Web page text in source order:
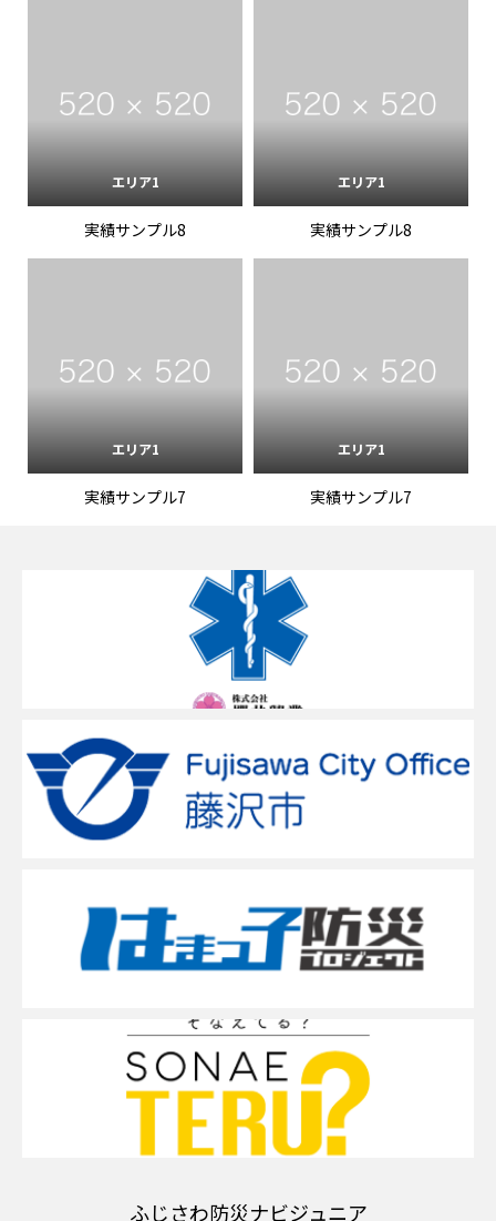
エリア1
実績サンプル8
エリア1
実績サンプル8
エリア1
実績サンプル7
エリア1
実績サンプル7
ふじさわ防災ナビジュニア